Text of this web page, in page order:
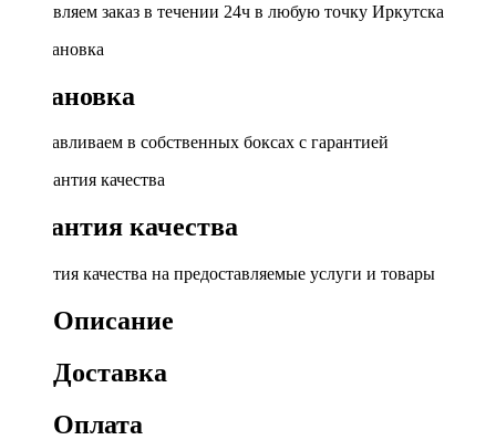
Доставляем заказ в течении 24ч в любую точку Иркутска
Установка
Устанавливаем в собственных боксах с гарантией
Гарантия качества
Гарантия качества на предоставляемые услуги и товары
Описание
Доставка
Оплата